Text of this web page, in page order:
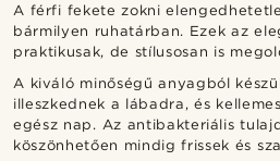
A férfi fekete zokni
bármilyen ruhatárban. Ezek az
praktikusak, de stílusosan is
A kiváló minőségű anyagból
illeszkednek a lábadra, és
egész nap. Az antibakteriális
köszönhetően mindig frissek és